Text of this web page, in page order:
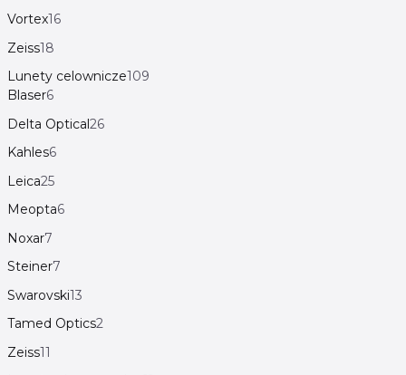
Vortex16
Zeiss18
Lunety celownicze109
Blaser6
Delta Optical26
Kahles6
Leica25
Meopta6
Noxar7
Steiner7
Swarovski13
Tamed Optics2
Zeiss11